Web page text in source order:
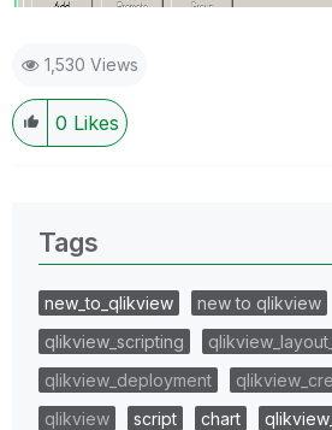
1,530 Views
0 Likes
Tags
new_to_qlikview
new to qlikview
qlikview_scripting
qlikview_deployment
qlikview
script chart